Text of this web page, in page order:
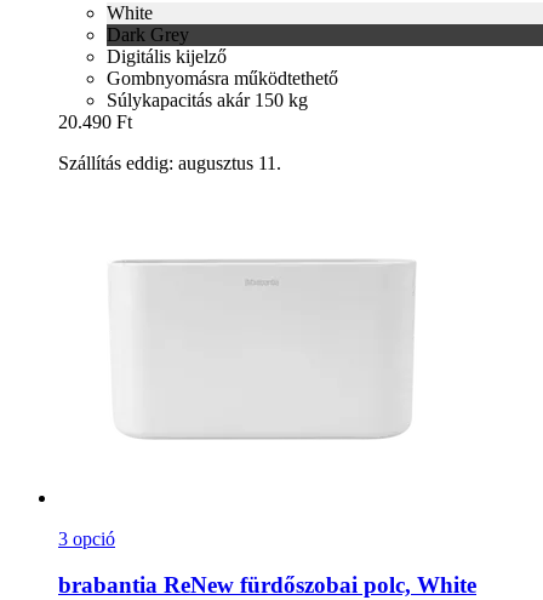
White
Dark Grey
Digitális kijelző
Gombnyomásra működtethető
Súlykapacitás akár 150 kg
20.490 Ft
Szállítás eddig: augusztus 11.
3 opció
brabantia ReNew fürdőszobai polc, White